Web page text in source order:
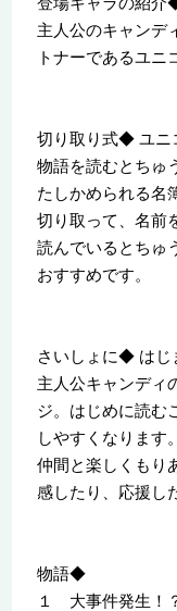
主人公のキャンデ
トナーであるユニ
切り取り式◆ ユニ
物語を読むとちゅ
たしかめられる名
切り取って、名前
読んでいるとちゅ
おすすめです。
さいしょに◆ はじ
主人公キャンディ
ジ。はじめに読む
しやすくなります。
仲間と楽しくもり
感したり、応援し
物語◆
１ 大事件発生！